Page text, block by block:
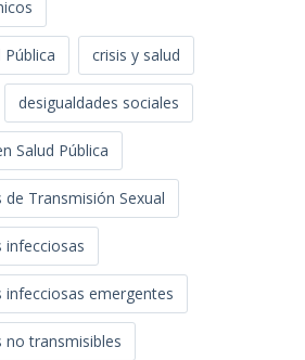
Pública crisis y salud
desigualdades sociales
Salud Pública
de Transmisión Sexual
infecciosas
infecciosas emergentes
no transmisibles